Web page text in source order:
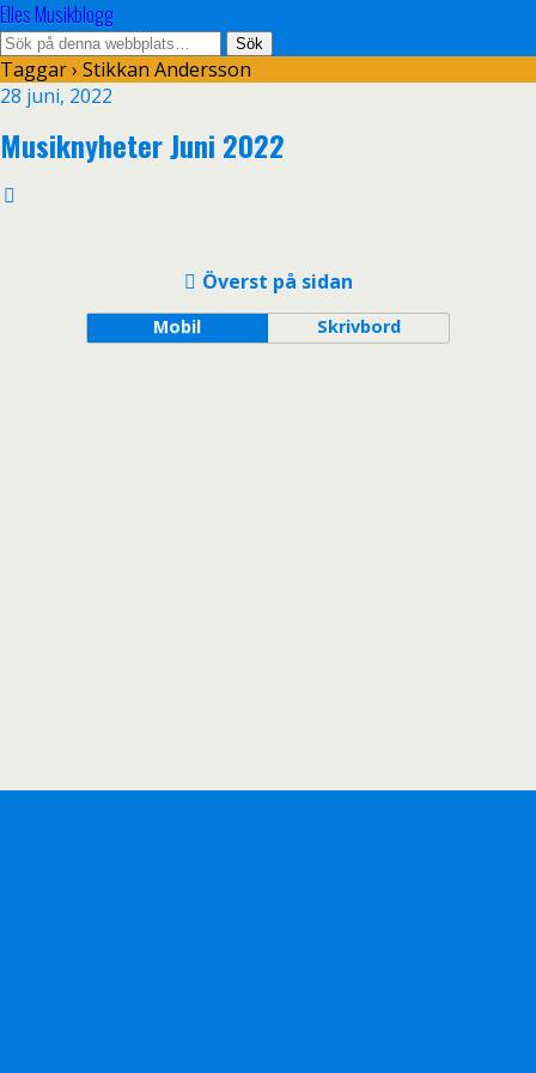
Elles Musikblogg
Taggar › Stikkan Andersson
28 juni, 2022
Musiknyheter Juni 2022
Överst på sidan
Mobil Skrivbord